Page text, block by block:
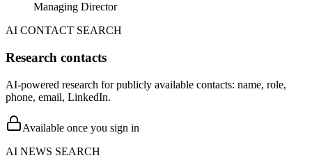
Managing Director
AI CONTACT SEARCH
Research contacts
AI-powered research for publicly available contacts: name, role,
phone, email, LinkedIn.
Available once you sign in
AI NEWS SEARCH